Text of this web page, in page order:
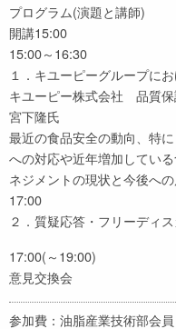
プログラム(演題と講師)
開講15:00
15:00～16:30
１．キユーピーグループに
キユーピー株式会社 品質
宮下隆氏
最近の食品安全の動向、特
への対応や近年増加してい
ネジメントの現状と今後へ
17:00
２．質疑応答・フリーディ
17:00(～19:00)
意見交換会
参加費：油脂産業技術部会